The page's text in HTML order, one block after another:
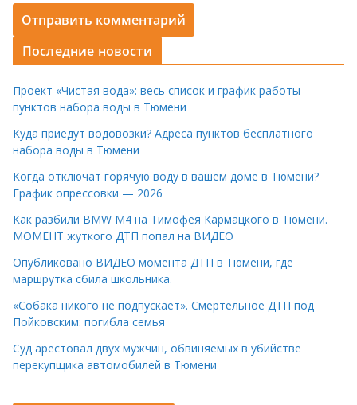
Последние новости
Проект «Чистая вода»: весь список и график работы
пунктов набора воды в Тюмени
Куда приедут водовозки? Адреса пунктов бесплатного
набора воды в Тюмени
Когда отключат горячую воду в вашем доме в Тюмени?
График опрессовки — 2026
Как разбили BMW M4 на Тимофея Кармацкого в Тюмени.
МОМЕНТ жуткого ДТП попал на ВИДЕО
Опубликовано ВИДЕО момента ДТП в Тюмени, где
маршрутка сбила школьника.
«Собака никого не подпускает». Смертельное ДТП под
Пойковским: погибла семья
Суд арестовал двух мужчин, обвиняемых в убийстве
перекупщика автомобилей в Тюмени